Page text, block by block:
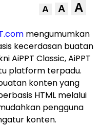
A A A
mengumumkan
kecerdasan buatan
AiPPT Classic, AiPPT
platform terpadu.
konten yang
HTML melalui
pengguna
konten.